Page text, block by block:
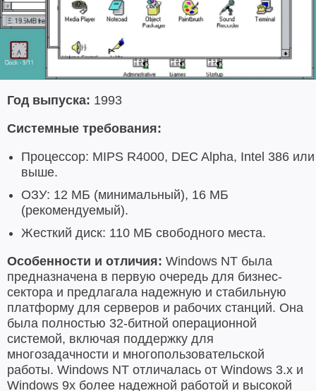
Год выпуска: 1993
Системные требования:
Процессор: MIPS R4000, DEC Alpha, Intel 386 или
выше.
ОЗУ: 12 МБ (минимальный), 16 МБ
(рекомендуемый).
Жесткий диск: 110 МБ свободного места.
Особенности и отличия: Windows NT была
предназначена в первую очередь для бизнес-
сектора и предлагала надежную и стабильную
платформу для серверов и рабочих станций. Она
была полностью 32-битной операционной
системой, включая поддержку для
многозадачности и многопользовательской
работы. Windows NT отличалась от Windows 3.x и
Windows 9x более надежной работой и высокой